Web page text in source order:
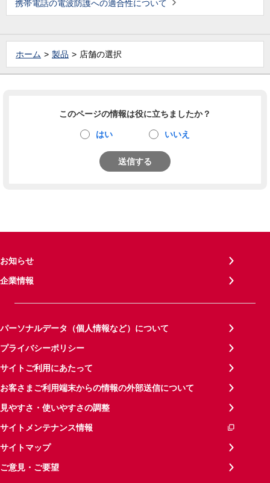
携帯電話の電波防護への適合性について
ホーム 製品 店舗の選択
このページの情報は役に立ちましたか？
はい いいえ
送信する
お知らせ
企業情報
パーソナルデータ（個人情報など）について
プライバシーポリシー
サイトご利用にあたって
お客さまご利用端末からの情報の外部送信について
見やすさ・使いやすさの調整
サイトメンテナンス情報
サイトマップ
ご意見・ご要望